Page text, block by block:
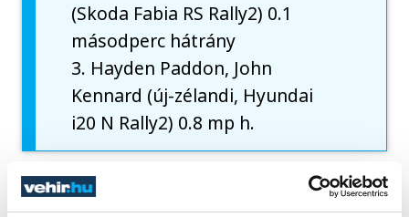
(Skoda Fabia RS Rally2) 0.1
másodperc hátrány
3. Hayden Paddon, John
Kennard (új-zélandi, Hyundai
i20 N Rally2) 0.8 mp h.